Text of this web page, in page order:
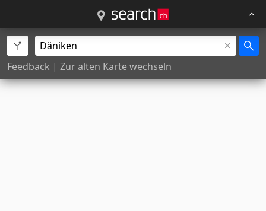
Feedback | Zur alten Karte wechseln